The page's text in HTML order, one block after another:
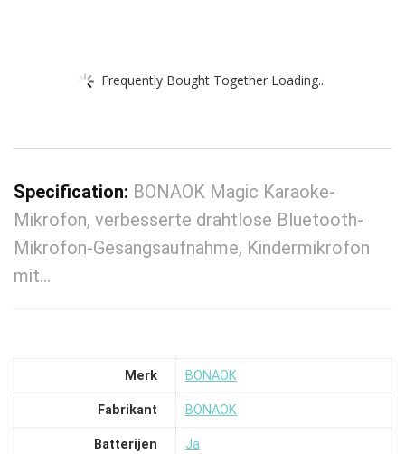
Frequently Bought Together Loading...
Specification: BONAOK Magic Karaoke-
Mikrofon, verbesserte drahtlose Bluetooth-
Mikrofon-Gesangsaufnahme, Kindermikrofon
mit…
Merk ‎BONAOK
Fabrikant ‎BONAOK
Batterijen
‎Ja